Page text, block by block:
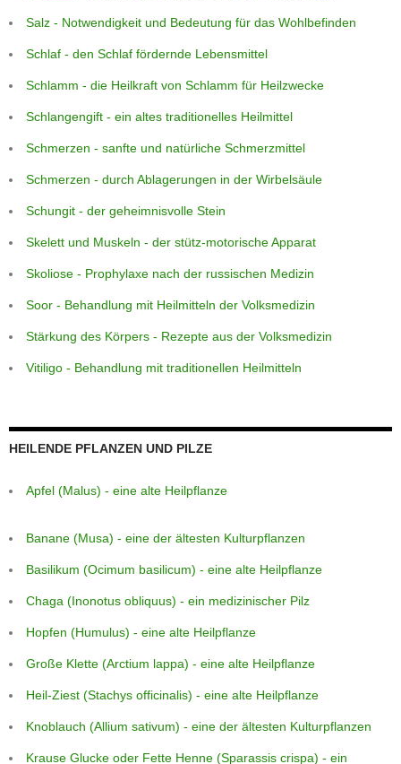
Salz - Notwendigkeit und Bedeutung für das Wohlbefinden
Schlaf - den Schlaf fördernde Lebensmittel
Schlamm - die Heilkraft von Schlamm für Heilzwecke
Schlangengift - ein altes traditionelles Heilmittel
Schmerzen - sanfte und natürliche Schmerzmittel
Schmerzen - durch Ablagerungen in der Wirbelsäule
Schungit - der geheimnisvolle Stein
Skelett und Muskeln - der stütz-motorische Apparat
Skoliose - Prophylaxe nach der russischen Medizin
Soor - Behandlung mit Heilmitteln der Volksmedizin
Stärkung des Körpers - Rezepte aus der Volksmedizin
Vitiligo - Behandlung mit traditionellen Heilmitteln
HEILENDE PFLANZEN UND PILZE
Apfel (Malus) - eine alte Heilpflanze
Banane (Musa) - eine der ältesten Kulturpflanzen
Basilikum (Ocimum basilicum) - eine alte Heilpflanze
Chaga (Inonotus obliquus) - ein medizinischer Pilz
Hopfen (Humulus) - eine alte Heilpflanze
Große Klette (Arctium lappa) - eine alte Heilpflanze
Heil-Ziest (Stachys officinalis) - eine alte Heilpflanze
Knoblauch (Allium sativum) - eine der ältesten Kulturpflanzen
Krause Glucke oder Fette Henne (Sparassis crispa) - ein